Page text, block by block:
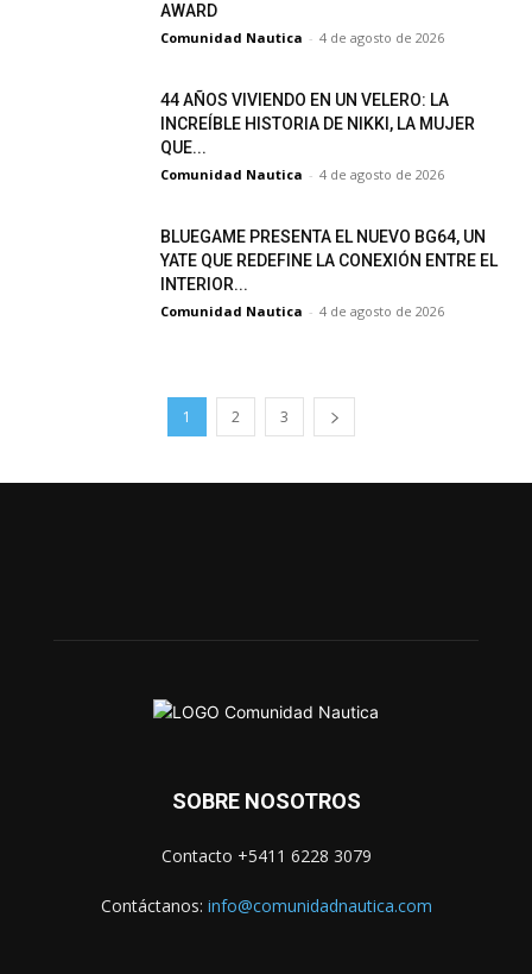
AWARD
Comunidad Nautica - 4 de agosto de 2026
44 AÑOS VIVIENDO EN UN VELERO: LA
INCREÍBLE HISTORIA DE NIKKI, LA MUJER
QUE...
Comunidad Nautica - 4 de agosto de 2026
BLUEGAME PRESENTA EL NUEVO BG64, UN
YATE QUE REDEFINE LA CONEXIÓN ENTRE EL
INTERIOR...
Comunidad Nautica - 4 de agosto de 2026
1 2 3
SOBRE NOSOTROS
Contacto +5411 6228 3079
Contáctanos: info@comunidadnautica.com